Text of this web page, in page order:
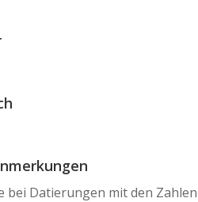
bei Datierungen mit den